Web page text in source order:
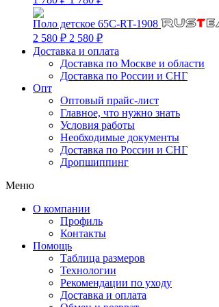
Поло детское 65C-RT-1908
2 580 ₽ 2 580 ₽
Доставка и оплата
Доставка по Москве и области
Доставка по России и СНГ
Опт
Оптовый прайс-лист
Главное, что нужно знать
Условия работы
Необходимые документы
Доставка по России и СНГ
Дропшиппинг
Меню
О компании
Профиль
Контакты
Помощь
Таблица размеров
Технологии
Рекомендации по уходу
Доставка и оплата